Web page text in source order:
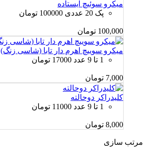
میکرو سوئیچ ایستاده
پک 20 عددی 100000 تومان
100,000 تومان
میکرو سوییچ اهرم دار تابا (شاسی زنگ)
1 تا 9 عدد 17000 تومان
7,000 تومان
کلیدراکر دوحالته
1 تا 9 عدد 11000 تومان
8,000 تومان
مرتب سازی